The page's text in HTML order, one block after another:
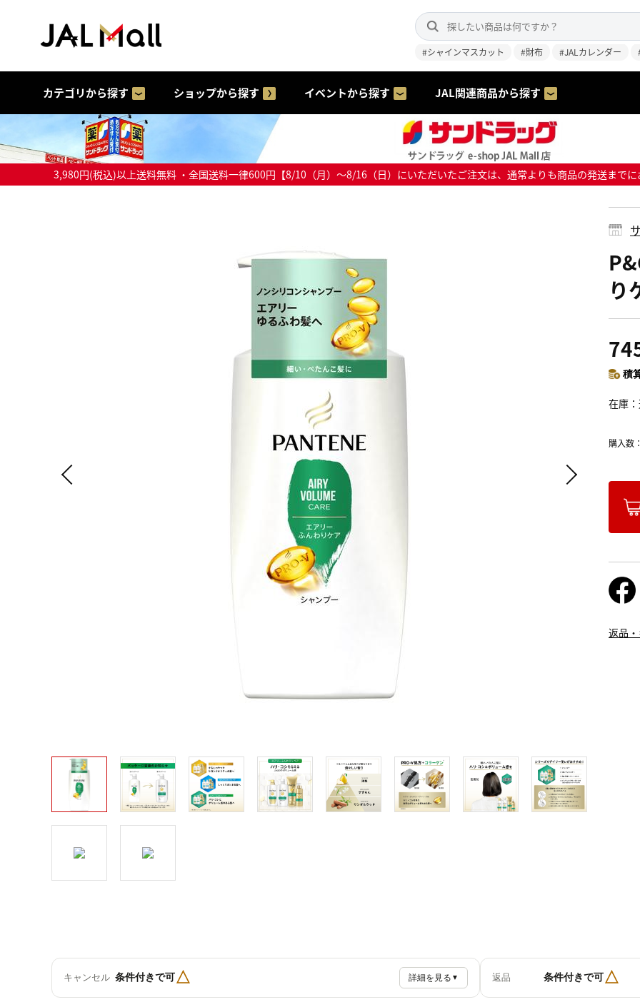
#シャインマスカット #財布 #JALカレンダー
カテゴリから探す ショップから探す イベントから探す JAL関連商品から探す
3,980円(税込)以上送料無料 ・全国送料一律600円【8/10（月）～8/16（日）にいただいたご注文は、通常よりも商品の発送まで
り
積
在庫
購入数：
返品
キャンセル 条件付きで可△ 詳細を見る ▼ 返品 条件付きで可△